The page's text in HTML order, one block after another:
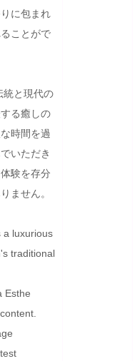
に包まれ
ことがで
統と現代の
る癒しの
時間を過
いただき
験を存分
ません。
a luxurious
traditional
Esthe